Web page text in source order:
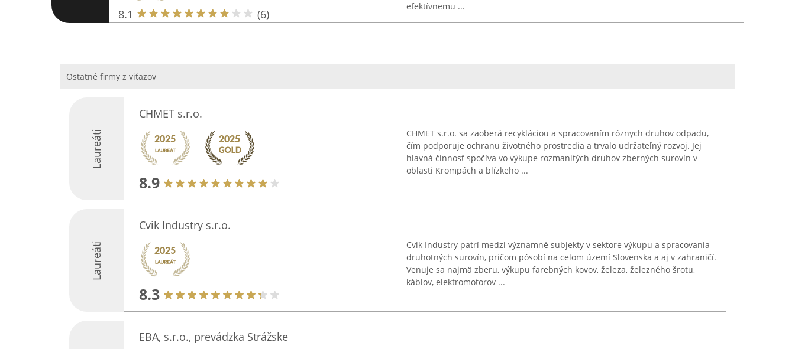
8.1 (6)
efektívnemu ...
Ostatné firmy z viťazov
Laureáti
CHMET s.r.o.
8.9
CHMET s.r.o. sa zaoberá recykláciou a spracovaním rôznych druhov odpadu,
čím podporuje ochranu životného prostredia a trvalo udržateľný rozvoj. Jej
hlavná činnosť spočíva vo výkupe rozmanitých druhov zberných surovín v
oblasti Krompách a blízkeho ...
Laureáti
Cvik Industry s.r.o.
8.3
Cvik Industry patrí medzi významné subjekty v sektore výkupu a spracovania
druhotných surovín, pričom pôsobí na celom území Slovenska a aj v zahraničí.
Venuje sa najmä zberu, výkupu farebných kovov, železa, železného šrotu,
káblov, elektromotorov ...
EBA, s.r.o., prevádzka Strážske